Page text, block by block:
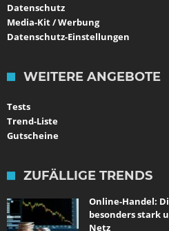
Datenschutz
Media-Kit / Werbung
Datenschutz-Einstellungen
WEITERE ANGEBOTE
Tests
Trend-Liste
Gutscheine
ZUFÄLLIGE TRENDS
Online-Handel:
besonders stark
Netz